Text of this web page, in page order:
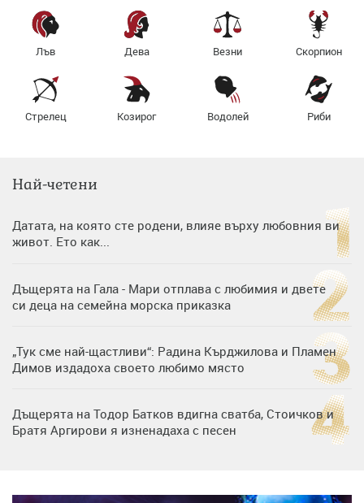
Лъв Дева Везни Скорпион
Стрелец Козирог Водолей Риби
Най-четени
Датата, на която сте родени, влияе върху любовния ви
живот. Ето как...
Дъщерята на Гала - Мари отплава с любимия и двете
си деца на семейна морска приказка
„Тук сме най-щастливи“: Радина Кърджилова и Пламен
Димов издадоха своето любимо място
Дъщерята на Тодор Батков вдигна сватба, Стоичков и
Братя Аргирови я изненадаха с песен